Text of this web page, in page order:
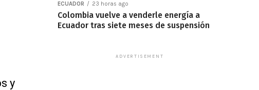
y
ECUADOR 23 horas ago
Colombia vuelve a venderle energía a
Ecuador tras siete meses de suspensión
ADVERTISEMENT